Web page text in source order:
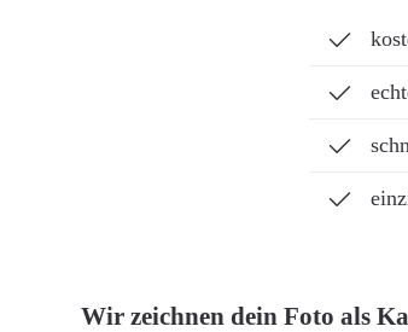
Wir zeichnen dein Foto als